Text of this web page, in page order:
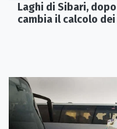
Laghi di Sibari,
cambia il calcolo